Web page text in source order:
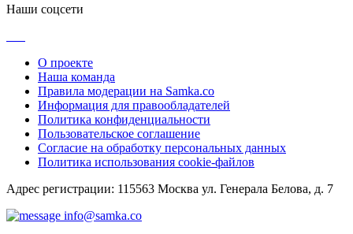
Наши соцсети
О проекте
Наша команда
Правила модерации на Samka.co
Информация для правообладателей
Политика конфиденциальности
Пользовательское соглашение
Согласие на обработку персональных данных
Политика использования cookie-файлов
Адрес регистрации: 115563 Москва ул. Генерала Белова, д. 7
info@samka.co